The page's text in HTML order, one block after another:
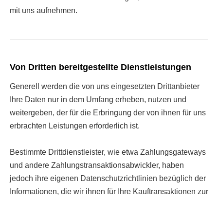
mit uns aufnehmen.
Von Dritten bereitgestellte Dienstleistungen
Generell werden die von uns eingesetzten Drittanbieter
Ihre Daten nur in dem Umfang erheben, nutzen und
weitergeben, der für die Erbringung der von ihnen für uns
erbrachten Leistungen erforderlich ist.
Bestimmte Drittdienstleister, wie etwa Zahlungsgateways
und andere Zahlungstransaktionsabwickler, haben
jedoch ihre eigenen Datenschutzrichtlinien bezüglich der
Informationen, die wir ihnen für Ihre Kauftransaktionen zur